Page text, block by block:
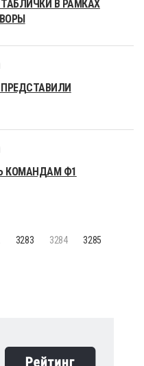
В РАМКАХ
КОМАНДАМ Ф1
3283 3284 3285